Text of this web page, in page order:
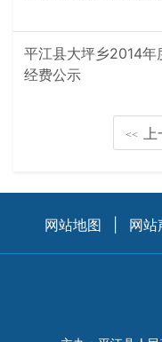
平江县大坪乡2014年
经费公示
<<
网站地图 网站